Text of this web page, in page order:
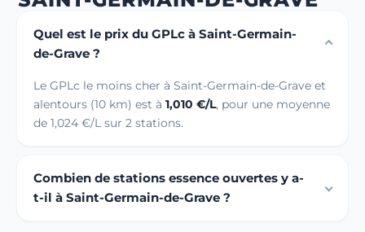
Quel est le prix du GPLc à Saint-Germain-
de-Grave ?
Le GPLc le moins cher à Saint-Germain-de-Grave et
alentours (10 km) est à 1,010 €/L, pour une moyenne
de 1,024 €/L sur 2 stations.
Combien de stations essence ouvertes y a-
t-il à Saint-Germain-de-Grave ?